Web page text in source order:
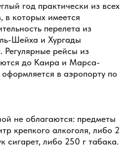
год практически из всех
в которых имеется
перелета из
Шейха и Хургады
Регулярные рейсы из
до Каира и Марса-
в аэропорту по
не облагаются: предметы
крепкого алкоголя, либо 2
сигарет, либо 250 г табака.